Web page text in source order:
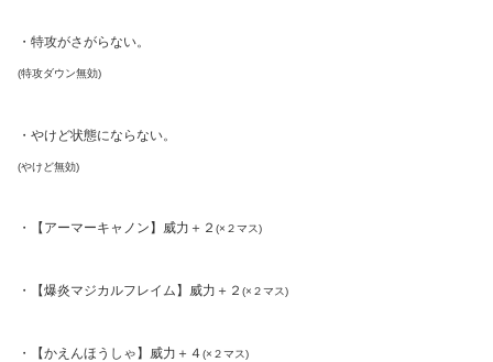
・特攻がさがらない。
(特攻ダウン無効)
・やけど状態にならない。
(やけど無効)
・【アーマーキャノン】威力＋２ (×２マス)
・【爆炎マジカルフレイム】威力＋２ (×２マス)
・【かえんほうしゃ】威力＋４(×２マス)